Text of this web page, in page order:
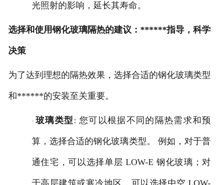
光照射的影响，延长其寿命。
选择和使用钢化玻璃隔热的建议：******指导，科学
决策
为了达到理想的隔热效果，选择合适的钢化玻璃类型
和******的安装至关重要。
·玻璃类型 : 您可以根据不同的隔热需求和预
算，选择合适的钢化玻璃类型。 例如，对于普
通住宅，可以选择单层 LOW-E 钢化玻璃；对